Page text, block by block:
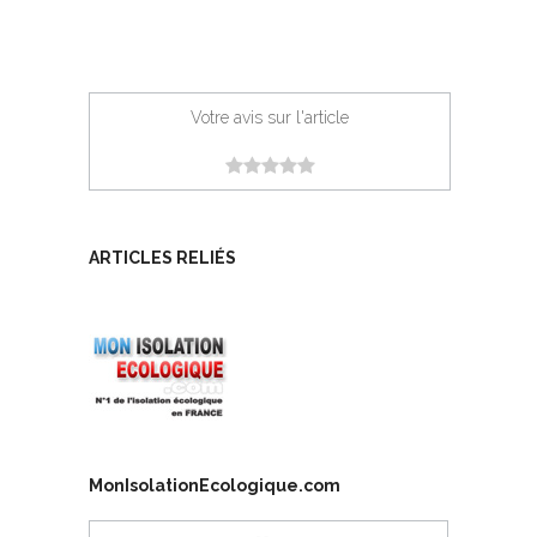
Votre avis sur l'article
ARTICLES RELIÉS
MonIsolationEcologique.com